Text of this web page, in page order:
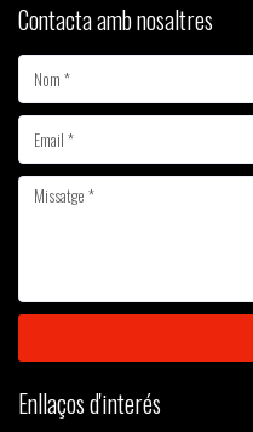
Contacta amb nosaltres
Enllaços d'interés